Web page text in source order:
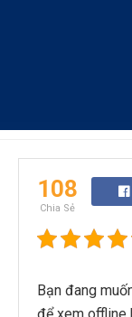
108
Chia Sẻ
Bạn đang